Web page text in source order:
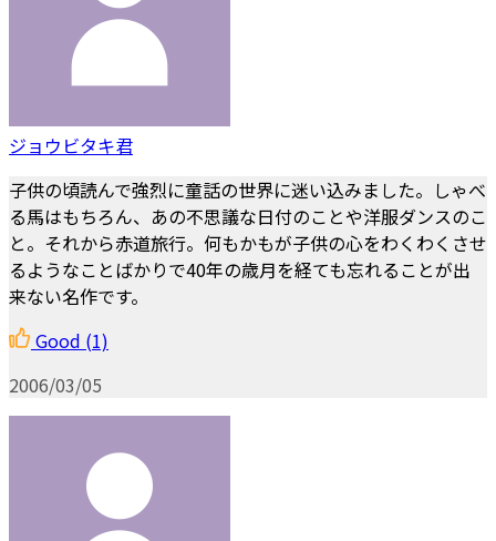
ジョウビタキ君
子供の頃読んで強烈に童話の世界に迷い込みました。しゃべ
る馬はもちろん、あの不思議な日付のことや洋服ダンスのこ
と。それから赤道旅行。何もかもが子供の心をわくわくさせ
るようなことばかりで40年の歳月を経ても忘れることが出
来ない名作です。
Good (1)
2006/03/05